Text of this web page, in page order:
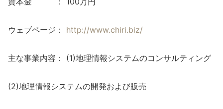
ウェブページ： http://www.chiri.biz/
主な事業内容： (1)地理情報システムのコンサルティング
(2)地理情報システムの開発および販売